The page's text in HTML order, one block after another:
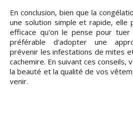
En conclusion, bien que la
une solution simple et rapide, elle
efficace qu'on le pense pour
préférable d'adopter une
prévenir les infestations de mites
cachemire. En suivant ces
la beauté et la qualité de vos
venir.